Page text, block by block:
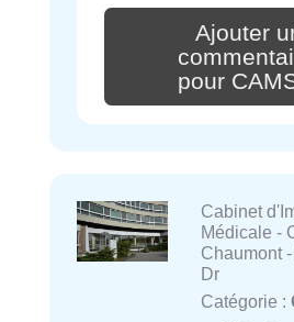
Ajouter
pour
Cabinet
Médicale -
Chaumont
Dr
Catégorie :